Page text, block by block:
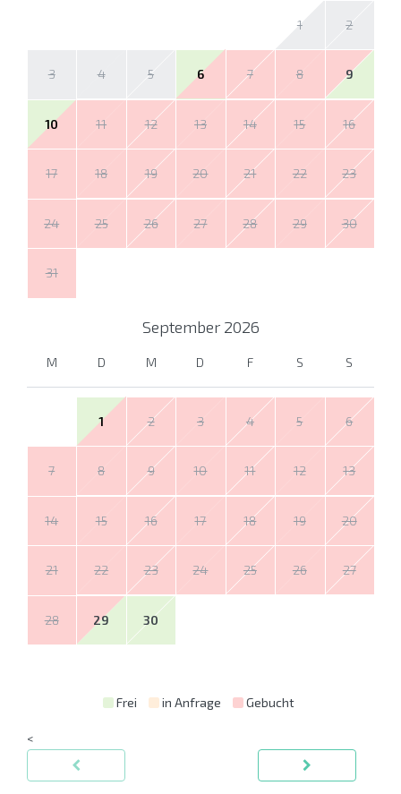
1 2
3 4 5 6 7 8 9
10 11 12 13 14 15 16
17 18 19 20 21 22 23
24 25 26 27 28 29 30
31
September 2026
M D M D F S S
1 2 3 4 5 6
7 8 9 10 11 12 13
14 15 16 17 18 19 20
21 22 23 24 25 26 27
28 29 30
Frei in Anfrage Gebucht
<